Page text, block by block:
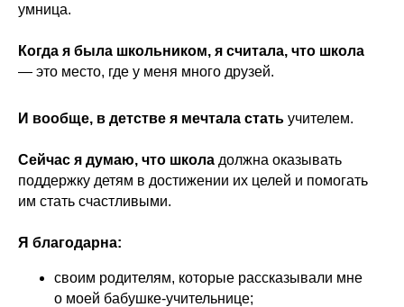
умница.
Когда я была школьником, я считала, что школа
— это место, где у меня много друзей.
И вообще, в детстве я мечтала стать учителем.
Сейчас я думаю, что школа должна оказывать
поддержку детям в достижении их целей и помогать
им стать счастливыми.
Я благодарна:
своим родителям, которые рассказывали мне
о моей бабушке-учительнице;